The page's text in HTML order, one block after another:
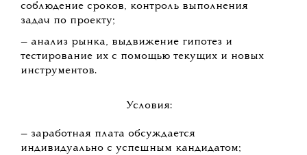
соблюдение сроков, контроль выполнения
задач по проекту;
— анализ рынка, выдвижение гипотез и
тестирование их с помощью текущих и новых
инструментов.
Условия:
— заработная плата обсуждается
индивидуально с успешным кандидатом;